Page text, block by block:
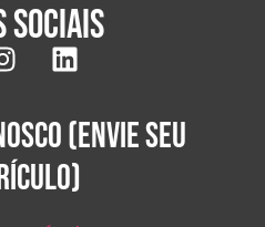
sociais
(ENVIE SEU